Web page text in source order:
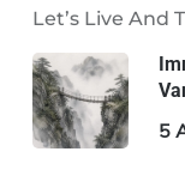
Let’s Live And
5